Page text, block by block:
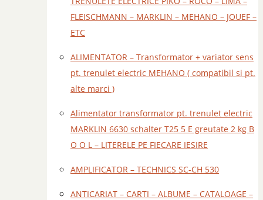
FLEISCHMANN – MARKLIN – MEHANO – JOUEF –
ETC
ALIMENTATOR – Transformator + variator sens
pt. trenulet electric MEHANO ( compatibil si pt.
alte marci )
Alimentator transformator pt. trenulet electric
MARKLIN 6630 schalter T25 5 E greutate 2 kg B
O O L – LITERELE PE FIECARE IESIRE
AMPLIFICATOR – TECHNICS SC-CH 530
ANTICARIAT – CARTI – ALBUME – CATALOAGE –